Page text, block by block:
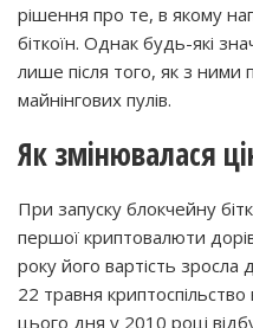
рішення про те, в якому
біткоїн. Однак будь-які
лише після того, як з ними
майнінгових пулів.
Як змінювалася
При запуску блокчейну
першої криптовалюти
року його вартість
22 травня
цього дня у 2010 році